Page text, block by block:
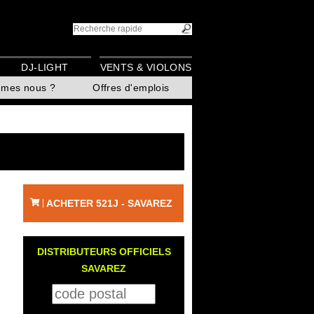
nous ? Offres d'emplois
DJ-LIGHT VENTS & VIOLONS
ACHETER 521J - SAVAREZ
DISTRIBUTEURS OFFICIELS
SAVAREZ